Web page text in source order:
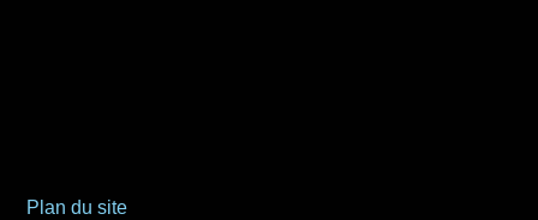
Plan du site